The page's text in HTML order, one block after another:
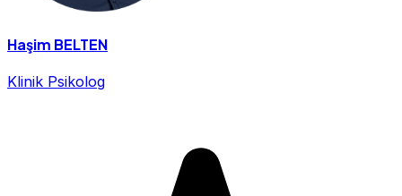
Haşim BELTEN
Klinik Psikolog